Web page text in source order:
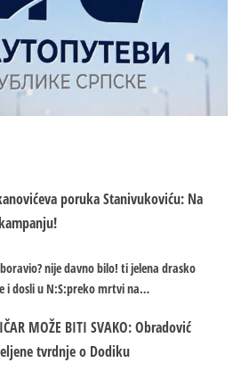
poruka Stanivukoviću: Na
nije davno bilo! ti jelena drasko
i dosli u N:S:preko mrtvi na…
MOŽE BITI SVAKO: Obradović
tvrdnje o Dodiku